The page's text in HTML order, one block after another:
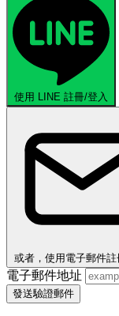
使用 LINE 註冊/登入
或者，使用電子郵件註
電子郵件地址
發送驗證郵件